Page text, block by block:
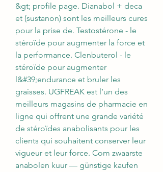
&gt; profile page. Dianabol + deca
et (sustanon) sont les meilleurs cures
pour la prise de. Testostérone - le
stéroïde pour augmenter la force et
la performance. Clenbuterol - le
stéroïde pour augmenter
l&#39;endurance et bruler les
graisses. UGFREAK est l’un des
meilleurs magasins de pharmacie en
ligne qui offrent une grande variété
de stéroïdes anabolisants pour les
clients qui souhaitent conserver leur
vigueur et leur force. Com zwaarste
anabolen kuur — günstige kaufen